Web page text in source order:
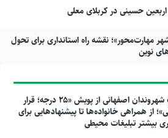
حسینی در کربلای معلی
مهارت‌محور»؛ نقشه راه استانداری برای تحول
نوین
روایت شهروندان اصفهانی از پویش «۲۵ درجه؛ قرار
از همراهی خانواده‌ها تا پیشنهادهایی برای
بیشتر تبلیغات محیطی